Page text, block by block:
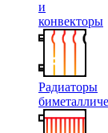
и
конвекторы
Радиаторы